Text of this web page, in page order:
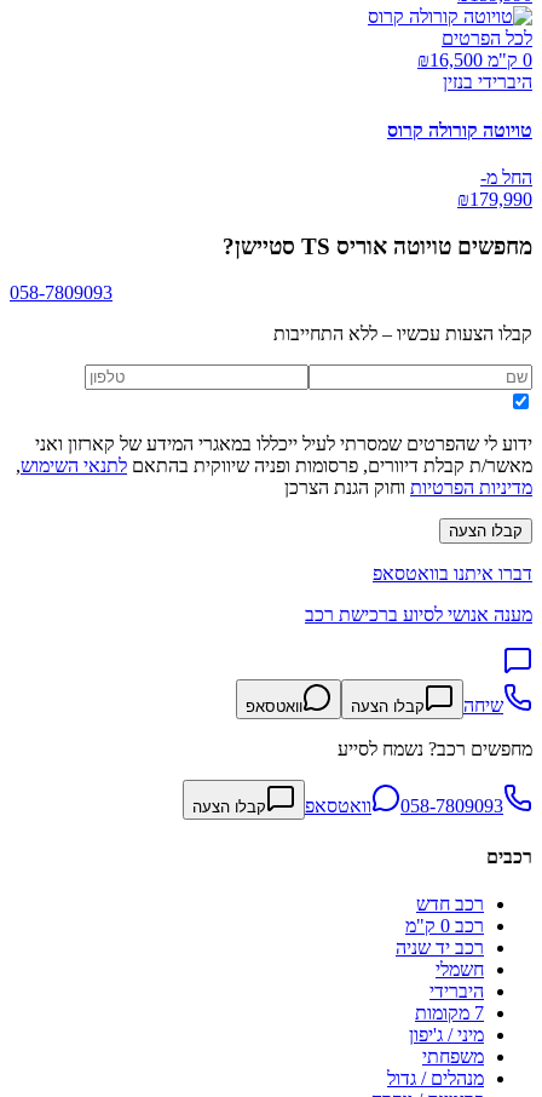
לכל הפרטים
0 ק"מ ₪
16,500
היברידי בנזין
טויוטה קורולה קרוס
החל מ-
₪179,990
מחפשים טויוטה אוריס TS סטיישן ?
058-7809093
קבלו הצעות עכשיו – ללא התחייבות
ידוע לי שהפרטים שמסרתי לעיל ייכללו במאגרי המידע של קארזון ואני
מאשר/ת קבלת דיוורים, פרסומות ופניה שיווקית בהתאם לתנאי השימוש,
מדיניות הפרטיות וחוק הגנת הצרכן
קבלו הצעה
דברו איתנו בוואטסאפ
מענה אנושי לסיוע ברכישת רכב
שיחה קבלו הצעה וואטסאפ
מחפשים רכב? נשמח לסייע
058-7809093 וואטסאפ קבלו הצעה
רכבים
רכב חדש
רכב 0 ק"מ
רכב יד שניה
חשמלי
היברידי
7 מקומות
מיני / ג'יפון
משפחתי
מנהלים / גדול